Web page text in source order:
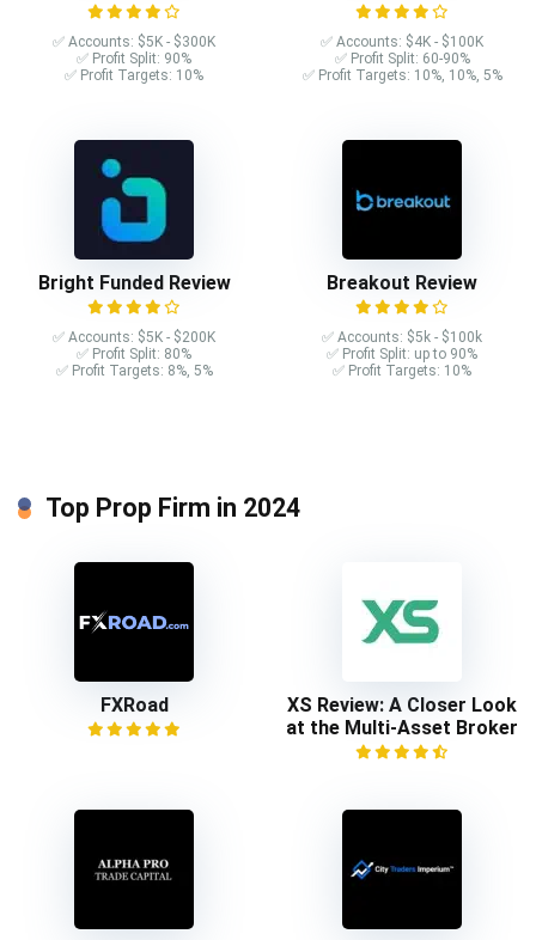
✅ Accounts: $5K - $300K
✅ Profit Split: 90%
✅ Profit Targets: 10%
✅ Accounts: $4K - $100K
✅ Profit Split: 60-90%
✅ Profit Targets: 10%, 10%, 5%
Bright Funded Review
✅ Accounts: $5K - $200K
✅ Profit Split: 80%
✅ Profit Targets: 8%, 5%
Breakout Review
✅ Accounts: $5k - $100k
✅ Profit Split: up to 90%
✅ Profit Targets: 10%
Top Prop Firm in 2024
FXRoad
XS Review: A Closer Look
at the Multi-Asset Broker